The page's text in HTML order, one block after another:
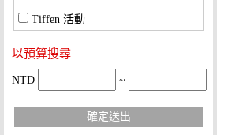
Tiffen 活動
以預算搜尋
NTD ~
確定送出